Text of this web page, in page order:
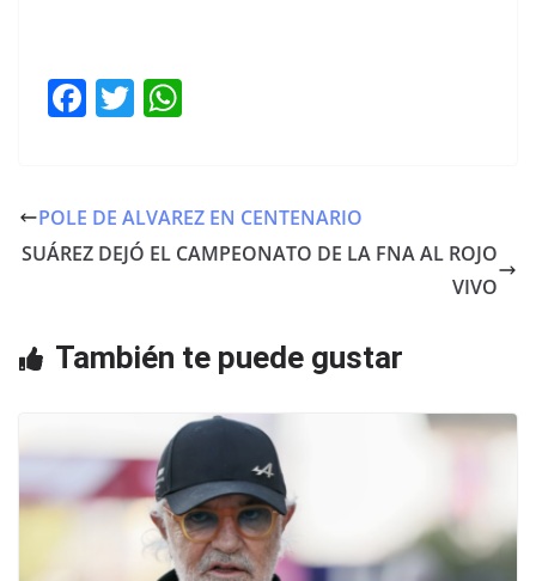
F
e
b
k
T
er s
A
POLE DE ALVAREZ EN CENTENARIO
SUÁREZ DEJÓ EL CAMPEONATO DE LA FNA AL ROJO
VIVO
También te puede gustar